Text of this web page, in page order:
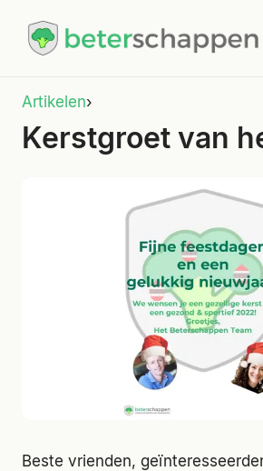
Artikelen›
Kerstgroet van
Beste vrienden,